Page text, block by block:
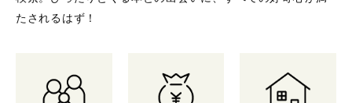
たされるはず！